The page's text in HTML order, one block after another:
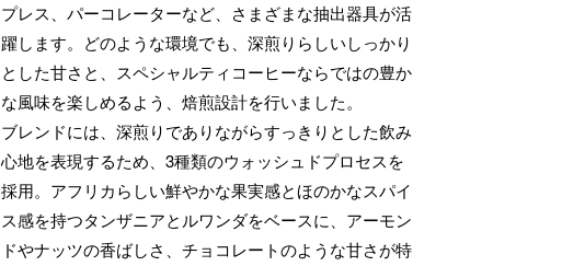
プレス、パーコレーターなど、さまざまな抽出器具が活
躍します。どのような環境でも、深煎りらしいしっかり
とした甘さと、スペシャルティコーヒーならではの豊か
な風味を楽しめるよう、焙煎設計を行いました。
ブレンドには、深煎りでありながらすっきりとした飲み
心地を表現するため、3種類のウォッシュドプロセスを
採用。アフリカらしい鮮やかな果実感とほのかなスパイ
ス感を持つタンザニアとルワンダをベースに、アーモン
ドやナッツの香ばしさ、チョコレートのような甘さが特